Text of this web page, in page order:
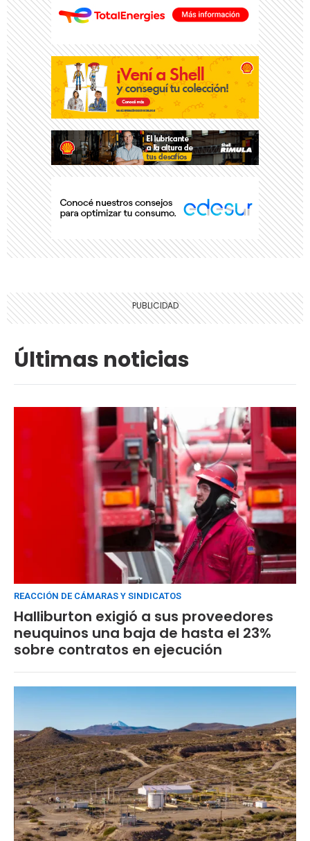
Últimas noticias
REACCIÓN DE CÁMARAS Y SINDICATOS
Halliburton exigió a sus proveedores
neuquinos una baja de hasta el 23%
sobre contratos en ejecución